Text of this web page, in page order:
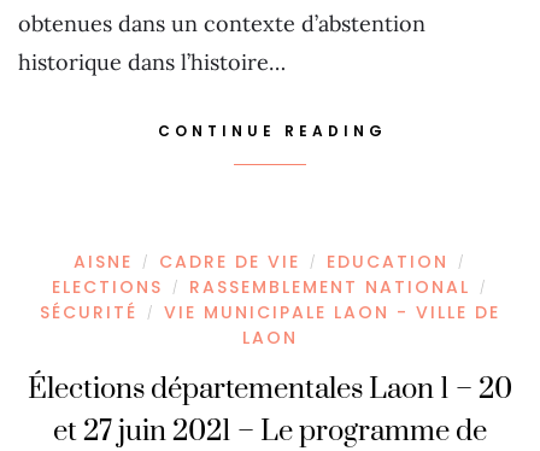
obtenues dans un contexte d’abstention
historique dans l’histoire…
CONTINUE READING
AISNE / CADRE DE VIE / EDUCATION /
ELECTIONS / RASSEMBLEMENT NATIONAL /
SÉCURITÉ /
VIE MUNICIPALE LAON - VILLE DE
LAON
Élections départementales Laon 1 – 20
et 27 juin 2021 – Le programme de